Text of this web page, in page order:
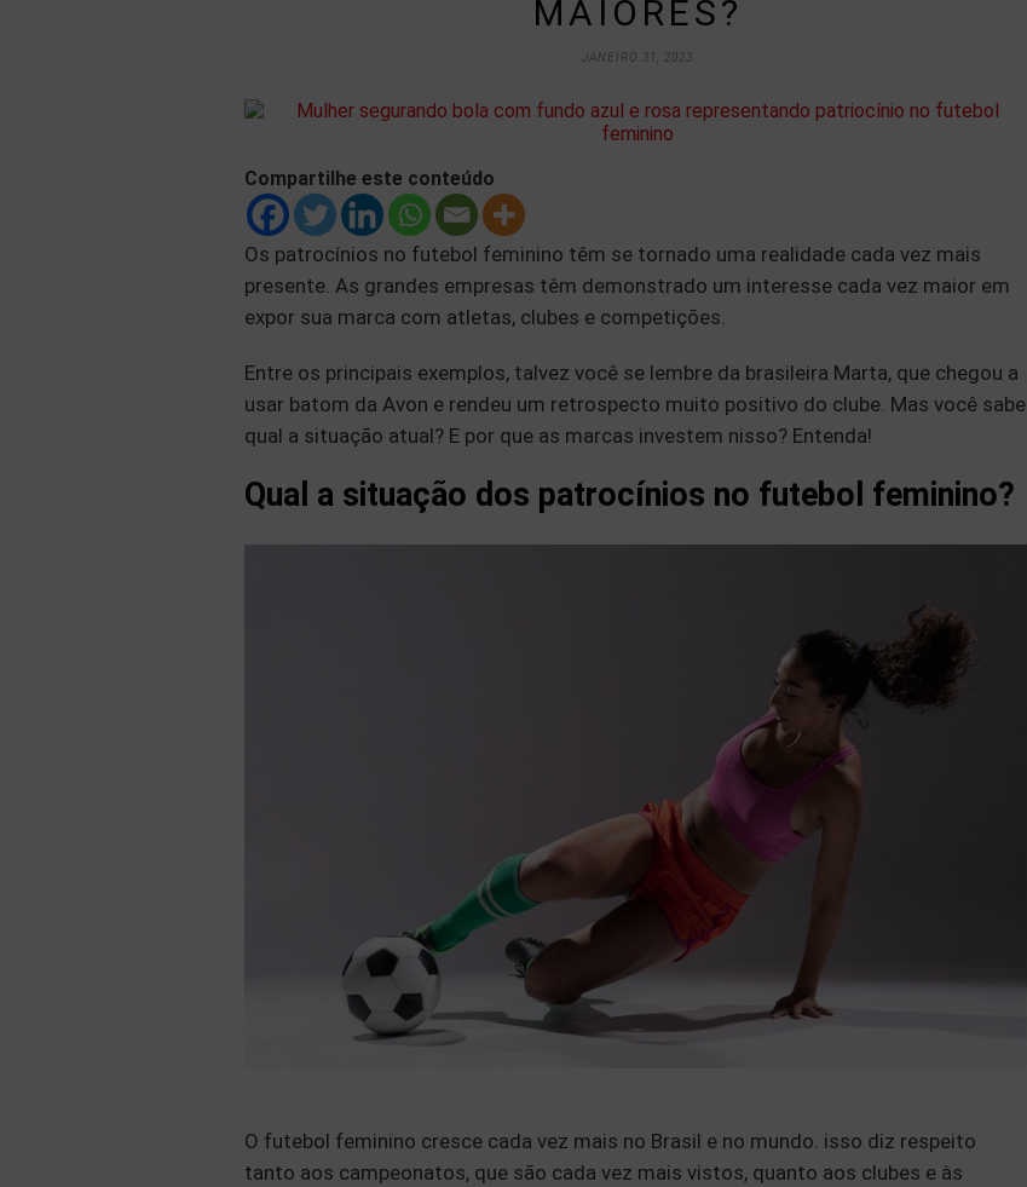
MAIORES?
JANEIRO 31, 2023
Compartilhe este conteúdo
Os patrocínios no futebol feminino têm se tornado uma realidade cada vez mais
presente. As grandes empresas têm demonstrado um interesse cada vez maior em
expor sua marca com atletas, clubes e competições.
Entre os principais exemplos, talvez você se lembre da brasileira Marta, que chegou a
usar batom da Avon e rendeu um retrospecto muito positivo do clube. Mas você sabe
qual a situação atual? E por que as marcas investem nisso? Entenda!
Qual a situação dos patrocínios no futebol feminino?
O futebol feminino cresce cada vez mais no Brasil e no mundo. isso diz respeito
tanto aos campeonatos, que são cada vez mais vistos, quanto aos clubes e às